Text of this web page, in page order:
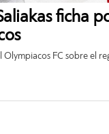
ficha
FC sobre el